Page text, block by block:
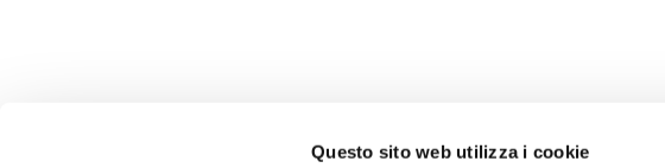
Questo sito web utilizza i cookie